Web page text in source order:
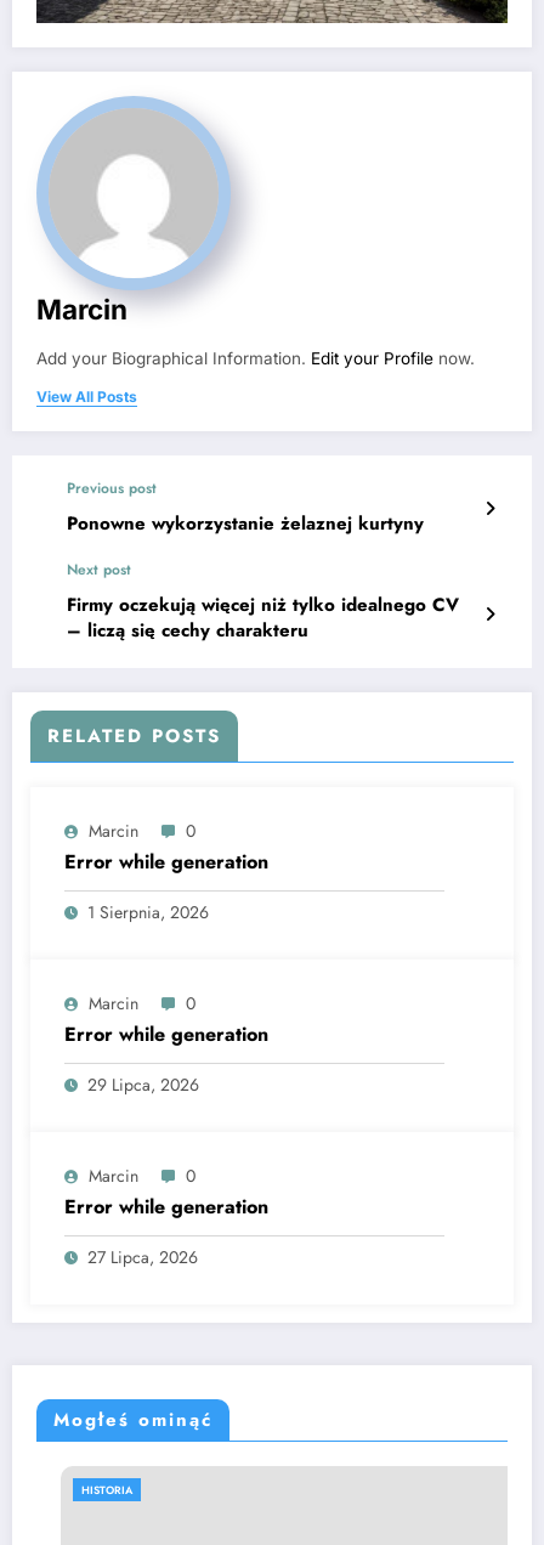
Marcin
Add your Biographical Information. Edit your Profile now.
View All Posts
Previous post
Ponowne wykorzystanie żelaznej kurtyny
Next post
Firmy oczekują więcej niż tylko idealnego CV
– liczą się cechy charakteru
RELATED POSTS
Marcin 0
Error while generation
1 Sierpnia, 2026
Marcin 0
Error while generation
29 Lipca, 2026
Marcin 0
Error while generation
27 Lipca, 2026
Mogłeś ominąć